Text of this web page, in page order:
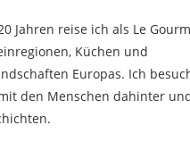
Jahren reise ich als Le
Küchen und
Europas. Ich
den Menschen dahinter